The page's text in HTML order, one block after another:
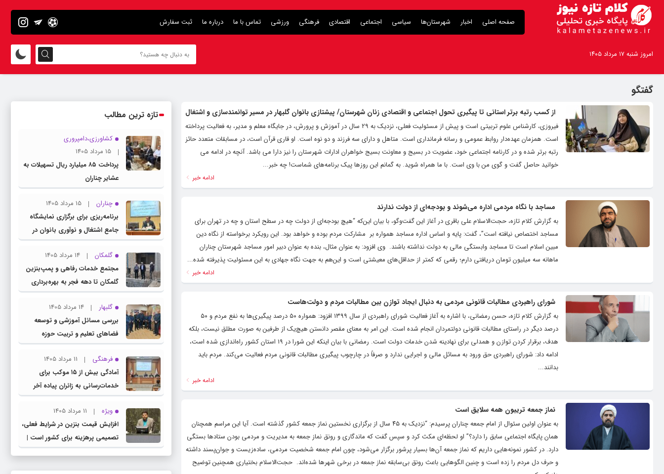
صفحه اصلی اخبار شهرستان‌ها سیاسی اجتماعی اقتصادی فرهنگی ورزشی تماس با ما درباره ما ثبت سفارش
امروز شنبه ۱۷ مرداد ۱۴۰۵
گفتگو
از کسب رتبه برتر استانی تا پیگیری تحول اجتماعی و اقتصادی زنان شهرستان/ پیشتازی بانوان گلبهار در مسیر توانمندسازی و اشتغال
فیروزی، کارشناس علوم تربیتی است و پیش از مسئولیت فعلی، نزدیک به ۲۹ سال در آموزش و پرورش، در جایگاه معلم و مدیر، به فعالیت پرداخته
است. همزمان عهده‌دار روابط عمومی و رسانه فرمانداری است. متاهل و دارای سه فرزند و دو نوه است. او قاری قرآن است، در مسابقات متعدد حائز
رتبه برتر شده و در کارنامه اجتماعی خود، عضویت در بسیج و معاونت بسیج خواهران ادارات شهرستان را نیز دارا می باشد. آنچه در ادامه می
خوانید حاصل گفت و گوی من با وی است. با ما همراه شوید. به گمانم این روزها پیک برنامه‌های شماست! چه خبر...
ادامه خبر
مساجد با نگاه مردمی اداره می‌شوند و بودجه‌ای از دولت ندارند
به گزارش کلام تازه، حجت‌الاسلام علی باقری در آغاز این گفت‌وگو، با بیان این‌که “هیچ بودجه‌ای از دولت چه در سطح استان و چه در تهران برای
مساجد اختصاص نیافته است”، گفت: پایه و اساس اداره مساجد همواره بر مشارکت مردم بوده و خواهد بود. این رویکرد برخواسته از نگاه دین
مبین اسلام است تا مساجد وابستگی مالی به دولت نداشته باشند. ‌ وی افزود: به عنوان مثال، بنده به عنوان دبیر امور مساجد شهرستان چناران
ماهانه سه میلیون تومان دریافتی دارم؛ رقمی که کمتر از حداقل‌های معیشتی است و این‌هم به جهت نگاه جهادی به این مسئولیت پذیرفته شده...
ادامه خبر
شورای راهبردی مطالبات قانونی مردمی به دنبال ایجاد توازن بین مطالبات مردم و دولت‌هاست
به گزارش کلام تازه، حسن رمضانی، با اشاره به آغاز فعالیت شورای راهبردی از سال ۱۳۹۹ افزود: همواره ۵۰ درصد پیگیری‌ها به نفع مردم و ۵۰
درصد دیگر در راستای مطالبات قانونی دولتمردان انجام شده است. این امر به معنای مقصر دانستن هیچ‌یک از طرفین به صورت مطلق نیست، بلکه
هدف، برقرار کردن توازن و همدلی برای نهادینه شدن خدمات دولت است. رمضانی با بیان اینکه این شورا در ۱۹ استان کشور راه‌اندازی شده است،
ادامه داد: شورای راهبردی حق ورود به مسائل مالی و اجرایی ندارد و صرفاً در چارچوب پیگیری مطالبات قانونی مردم فعالیت می‌کند. مردم باید
بدانند...
ادامه خبر
نماز جمعه تریبون همه سلایق است
به عنوان اولین سئوال از امام جمعه چناران پرسیدم: “نزدیک به ۴۵ سال از برگزاری نخستین نماز جمعه کشور گذشته است. آیا این مراسم همچنان
همان پایگاه اجتماعی سابق را دارد؟” او لحظه‌ای مکث کرد و سپس گفت که ماندگاری و رونق نماز جمعه به مدیریت و مردمی بودن ستادها بستگی
دارد. در کشور نمونه‌هایی داریم که نماز جمعه آن‌ها بسیار پرشور برگزار می‌شود، چون امام جمعه شخصیت مردمی، ساده‌زیست و جوان‌پسند داشته
و حرف دل مردم را زده است و چنین الگوهایی باعث رونق بی‌سابقه نماز جمعه در برخی شهرها شده‌اند. ‌ حجت‌الاسلام بختیاری همچنین توضیح
تازه ترین مطالب
کشاورزی،دامپروری
15 مرداد 1405
پرداخت ۸۵ میلیارد ریال تسهیلات به
عشایر چناران
چناران
15 مرداد 1405
برنامه‌ریزی برای برگزاری نمایشگاه
جامع اشتغال و نوآوری بانوان در
چناران
گلمکان
14 مرداد 1405
مجتمع خدمات رفاهی و پمپ‌بنزین
گلمکان تا دهه فجر به بهره‌برداری
می‌رسد
گلبهار
14 مرداد 1405
بررسی مسائل آموزشی و توسعه
فضاهای تعلیم و تربیت حوزه
انتخابیه در نشست مشترک عضو
کمیسیون آموزش مجلس با مدیرکل
آموزش و پرورش خراسان رضوی
فرهنگی
11 مرداد 1405
آمادگی بیش از ۱۵ موکب برای
خدمات‌رسانی به زائران پیاده آخر
صفر در شهرستان چناران
ویژه
11 مرداد 1405
افزایش قیمت بنزین در شرایط فعلی،
تصمیمی پرهزینه برای کشور است |
دولت، قاچاق سوخت و عوامل اصلی